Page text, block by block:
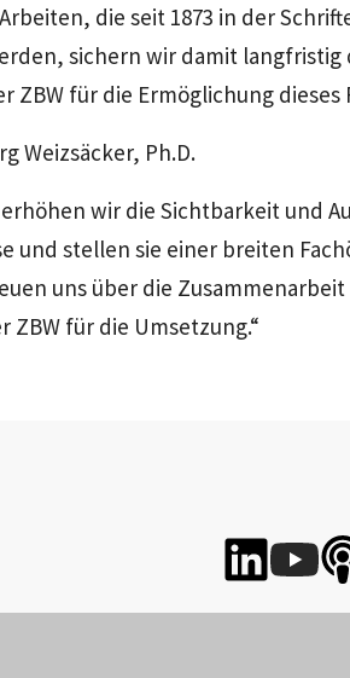
die seit 1873 in der
sichern wir damit
ZBW für die Ermöglichung dieses
Weizsäcker, Ph.D.
erhöhen wir die Sichtbarkeit und
und stellen sie einer breiten
uns über die
für die Umsetzung.“